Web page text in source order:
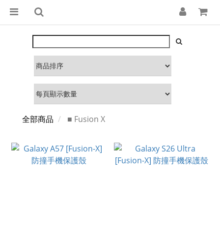
全部商品 ■ Fusion X